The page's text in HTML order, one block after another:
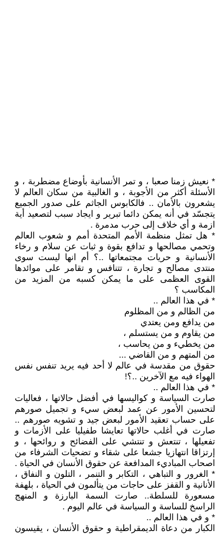
* نعيش زمنا صعبا ، و تمر الأنسانية بأوضاع مضطربة ، و
الأسئلة أكثر من الأجوبة ، و الغالبية من سكان العالم لا
يشعرون بالأمان .. فالكابوس الجاثم على صدور الجميع
يتجسّد في أنه يمكن دائما تبرير و ايجاد سبب لتصعيد أية
ازمة و أي خلاف إلى حرب مدمرة .
* هل تمثل منظمة الأمم المتحدة أمم و شعوب العالم
وتحمي مصالحها و تدافع بقوة و ثبات عن سلام و رخاء
الأنسانية و حريات مجتمعاتها ..؟ أم انها ليست سوى
منتدى مصالح و تجارة ، تتنافس و تقامر على موائدها
القوى العظمى على ما يمكن كسبه من المزيد من
المكاسب ؟
* في هذا العالم ..
من الظالم و من المظلوم
من يدافع ومن يعتدي
من يقاوم و من يستسلم ،
من يخطيء و من يحاسب ،
من المتهم و من القاضي ...
حقوق من مقدسة في عالم لا أحد فيه يريد تنفس نفس
الهواء فيه مع الآخرين ..؟!
* في هذا العالم ..
صارت السياسة و كواليسها في أفضل حالاتها ، فعاليات
لتحسين الأمور عن عمد لبعض سيء و تجميل صورهم
على حساب تعقيد الأمور لبعض جيد و تشويه صورهم ..
صارت في أغلب حالاتها تعايشا طفيليا على الأزمات و
تفعيلها ، تنتعش و تنتشي على الفضائح و روائحها ، و
إرتزاقا انتهازيا جشعا على شقاء و تضحيات الشرفاء من
اصحاب المباديء المدافعة عن حقوق الأنسان في الحياة .
* الغرور و التباهي ، التكابر و التنمر ، التلون و النفاق ،
الأنانية و القفز على حاجات من يتألمون في الحياة ، بلهفة
مسعورة للسلطة.. صارت السمة البارزة و المنهج
الراسخ للساسة و السياسة في عالم اليوم .
* و في هذا العالم ..
الكبار من دعاة الديمقراطية و حقوق الأنسان ، يقيسون